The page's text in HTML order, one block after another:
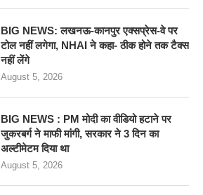
BIG NEWS: लखनऊ-कानपुर एक्सप्रेस-वे पर
टोल नहीं लगेगा, NHAI ने कहा- ठीक होने तक टैक्स
नहीं लेंगे
August 5, 2026
BIG NEWS : PM मोदी का वीडियो हटाने पर
जुकरबर्ग ने माफी मांगी, सरकार ने 3 दिन का
अल्टीमेटम दिया था
August 5, 2026